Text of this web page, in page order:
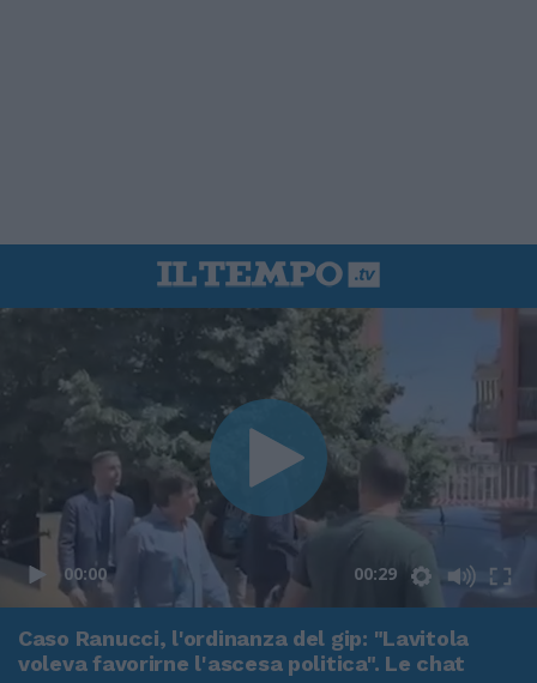
00:00 00:29
Caso Ranucci, l'ordinanza del gip: "Lavitola
voleva favorirne l'ascesa politica". Le chat